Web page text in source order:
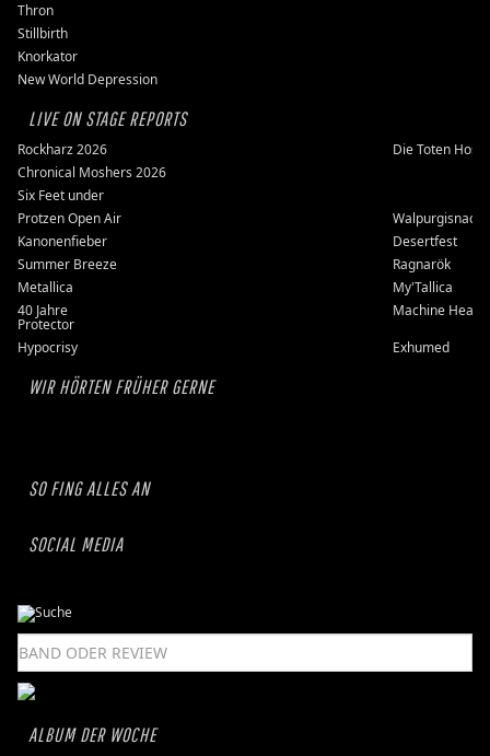
Thron
Stillbirth
Knorkator
New World Depression
LIVE ON STAGE REPORTS
Rockharz 2026
Die Toten
Chronical Moshers 2026
Six Feet under
Protzen Open Air
Walpurgisnacht
Kanonenfieber
Desertfest
Summer Breeze
Ragnarök
Metallica
My'Tallica
40 Jahre
Protector
Machine Head
Hypocrisy
Exhumed
WIR HÖRTEN FRÜHER GERNE
SO FING ALLES AN
SOCIAL MEDIA
ALBUM DER WOCHE